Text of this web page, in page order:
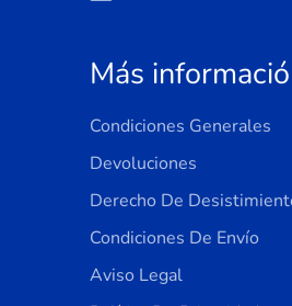
Más
Condiciones Generales
Devoluciones
Derecho De
Condiciones De Envío
Aviso Legal